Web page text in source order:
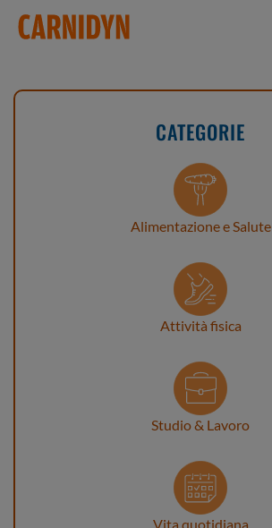
CATEGORIE
Alimentazione e Salute
Attività fisica
Studio & Lavoro
Vita quotidiana